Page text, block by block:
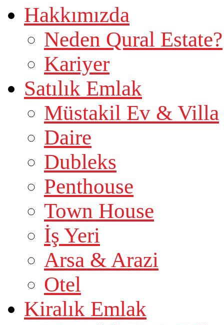
Hakkımızda
Neden Qural Estate?
Kariyer
Satılık Emlak
Müstakil Ev & Villa
Daire
Dubleks
Penthouse
Town House
İş Yeri
Arsa & Arazi
Otel
Kiralık Emlak